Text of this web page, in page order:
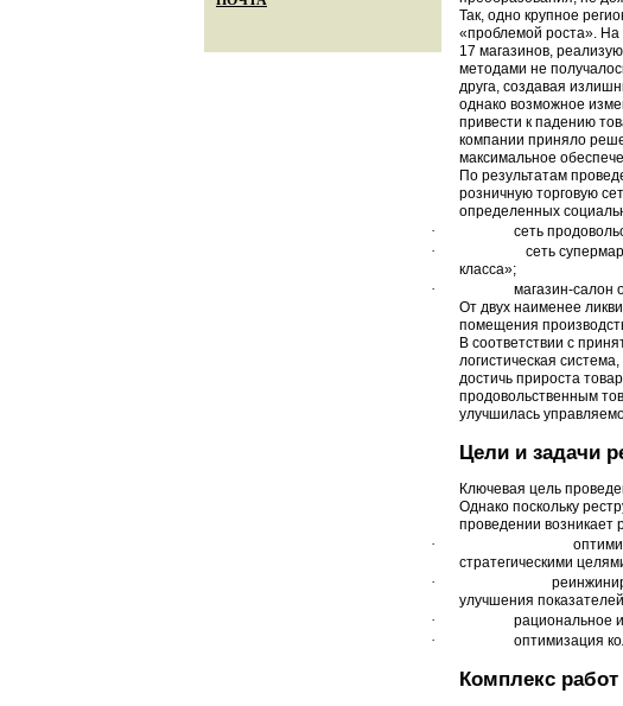
Так, одно крупное
«проблемой роста». На
17 магазинов,
методами не
друга, создавая
однако возможное
привести к падению
компании приняло
максимальное
По результатам
розничную торговую
определенных
· сеть
·
сеть
класса»;
·
магазин-салон
От двух наименее
помещения
В соответствии с
логистическая
достичь прироста
продовольственным
улучшилась
Цели и задачи
Ключевая цель
Однако поскольку
проведении возникает
·
стратегическими
·
улучшения
· рациональное
· оптимизация
Комплекс работ